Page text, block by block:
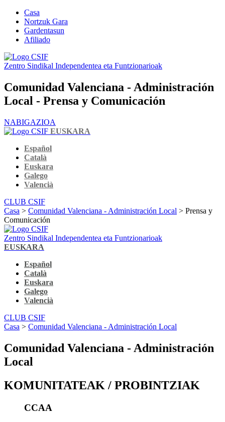
Casa
Nortzuk Gara
Gardentasun
Afiliado
Zentro Sindikal Independentea eta Funtzionarioak
Comunidad Valenciana - Administración
Local - Prensa y Comunicación
NABIGAZIOA
EUSKARA
Español
Català
Euskara
Galego
Valencià
CLUB CSIF
Casa > Comunidad Valenciana - Administración Local > Prensa y
Comunicación
Zentro Sindikal Independentea eta Funtzionarioak
EUSKARA
Español
Català
Euskara
Galego
Valencià
CLUB CSIF
Casa > Comunidad Valenciana - Administración Local
Comunidad Valenciana - Administración
Local
KOMUNITATEAK / PROBINTZIAK
CCAA